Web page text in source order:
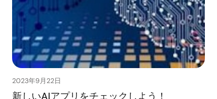
2023年9月22日
新しいAIアプリをチェックしよう！